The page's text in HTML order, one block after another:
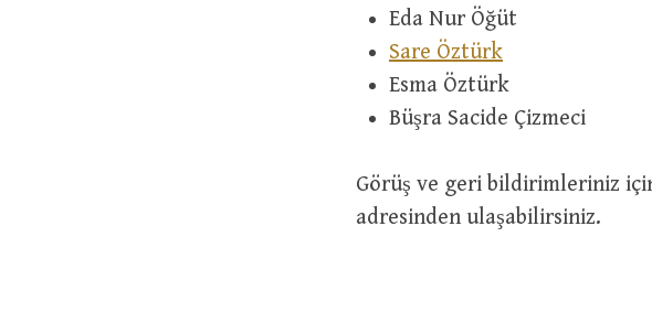
Eda Nur Öğüt
Sare Öztürk
Esma Öztürk
Büşra Sacide Çizmeci
Görüş ve geri bildirimleriniz
adresinden ulaşabilirsiniz.